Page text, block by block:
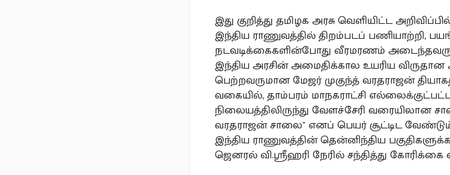
இது குறித்து தமிழக அரசு வெளியிட்ட
இந்திய ராணுவத்தில் திறம்படப் பணியாற்றி,
நடவடிக்கைகளின்போது வீரமரணம்
இந்திய அரசின் அமைதிக்கால உயரிய விருதான
பெற்றவருமான மேஜர் முகுந்த் வரதராஜன்
வகையில், தாம்பரம் மாநகராட்சி
நிலையத்திலிருந்து வேளச்சேரி வரையிலான
வரதராஜன் சாலை" எனப் பெயர் சூட்டிட
இந்திய ராணுவத்தின் தென்னிந்திய
ஜெனரல் வி.ஶ்ரீஹரி நேரில் சந்தித்து